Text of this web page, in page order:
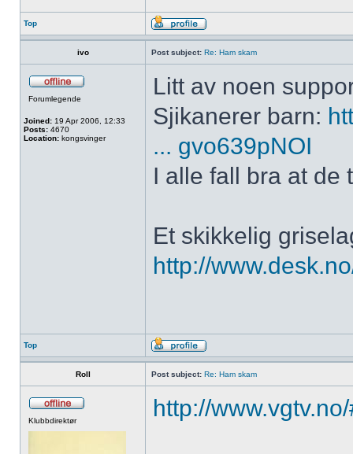
Top
ivo Post subject: Re: Ham skam
Forumlegende
Joined: 19 Apr 2006, 12:33
Posts: 4670
Location: kongsvinger
Litt av noen
Sjikanerer barn:
... gvo639pNOI
I alle fall bra at de
Et skikkelig
http://
Top
Roll Post subject: Re: Ham skam
Klubbdirektør http://